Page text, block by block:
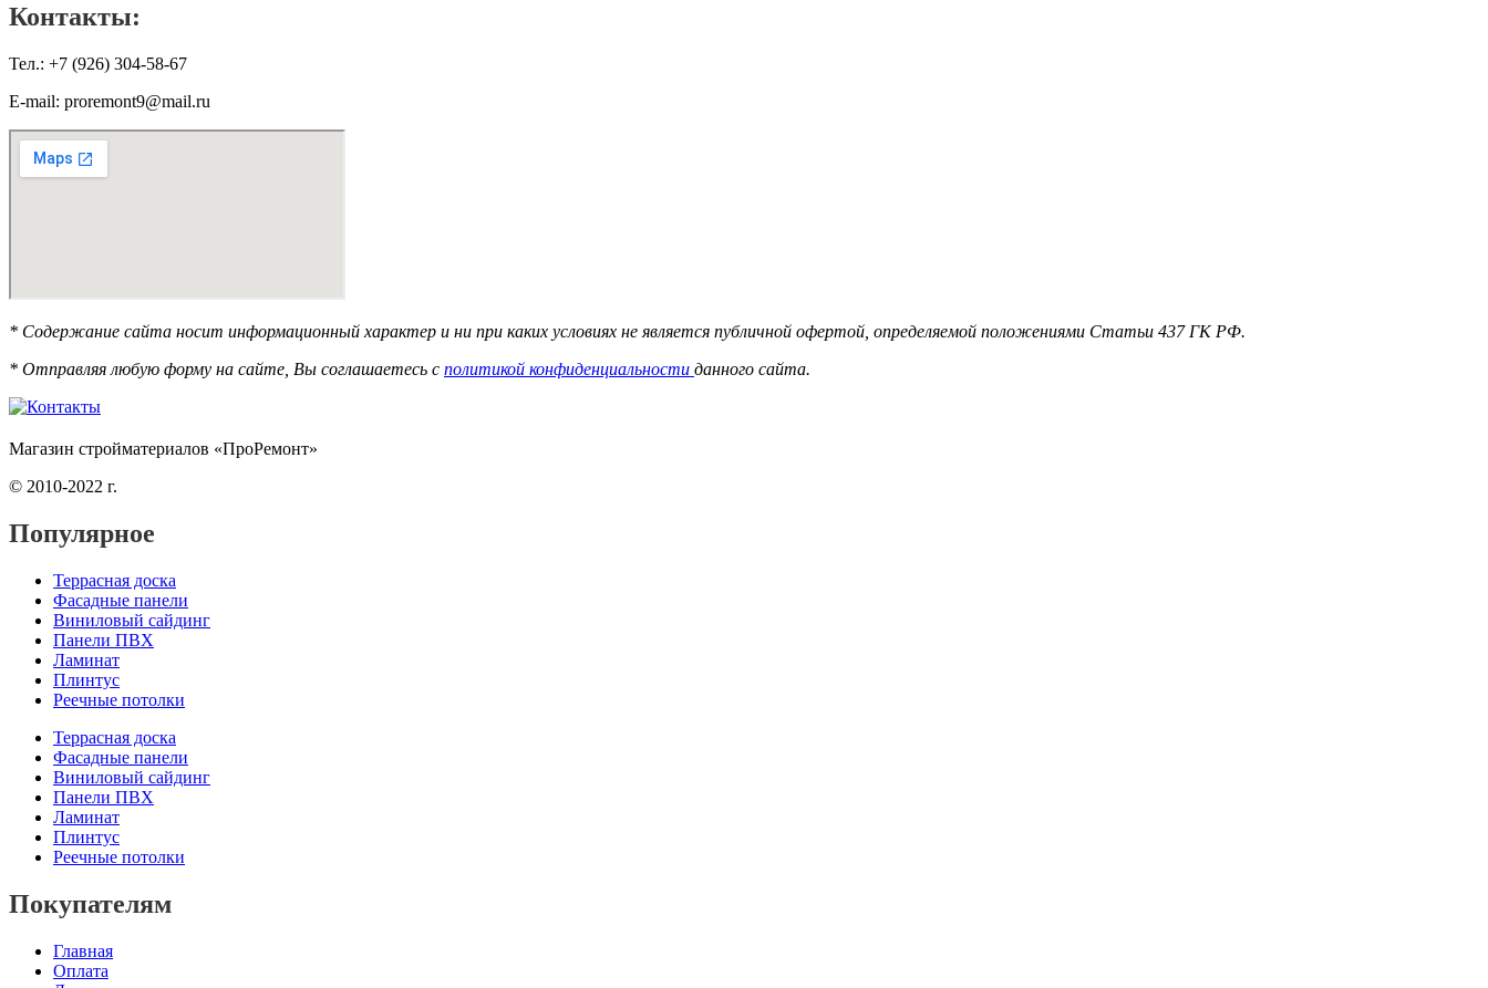
Контакты:
Тел.: +7 (926) 304-58-67
E-mail: proremont9@mail.ru
* Содержание сайта носит информационный характер и ни при каких условиях не является публичной офертой, определяемой положениями Статьи 437 ГК РФ.
* Отправляя любую форму на сайте, Вы соглашаетесь с политикой конфиденциальности данного сайта.
Магазин стройматериалов «ПроРемонт»
© 2010-2022 г.
Популярное
Террасная доска
Фасадные панели
Виниловый сайдинг
Панели ПВХ
Ламинат
Плинтус
Реечные потолки
Террасная доска
Фасадные панели
Виниловый сайдинг
Панели ПВХ
Ламинат
Плинтус
Реечные потолки
Покупателям
Главная
Оплата